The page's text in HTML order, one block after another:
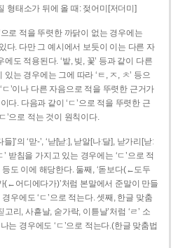
형태소가 뒤에 올 때: 젖어미[저더미]
로 적을 뚜렷한 까닭이 없는 경우에는
다. 다만 그 예시에서 보듯이 이는 다른 자
도 적용된다. ‘밭, 빚, 꽃’ 등과 같이 다른
는 경우에는 그에 따라 ‘ㅌ, ㅈ, ㅊ’ 등으
ㄷ’이나 다른 자음으로 적을 뚜렷한 근거가
다. 다음과 같이 ‘ㄷ’으로 적을 뚜렷한 근
’으로 적는 것이 원칙이다.
]’의 ‘맏-’, ‘낟[낟ː], 낟알[나ː달], 낟가리[낟ː
’ 받침을 가지고 있는 경우에는 ‘ㄷ’으로 적
등도 이에 해당한다. 둘째, ‘돋보다(←도두
어디에다가)’처럼 본말에서 준말이 만들
우에도 ‘ㄷ’으로 적는다. 셋째, 한글 맞춤
리, 사흗날, 숟가락, 이튿날’처럼 ‘ㄹ’ 소
는 경우에도 ‘ㄷ’으로 적는다.(한글 맞춤법